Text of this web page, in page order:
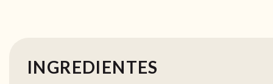
INGREDIENTES